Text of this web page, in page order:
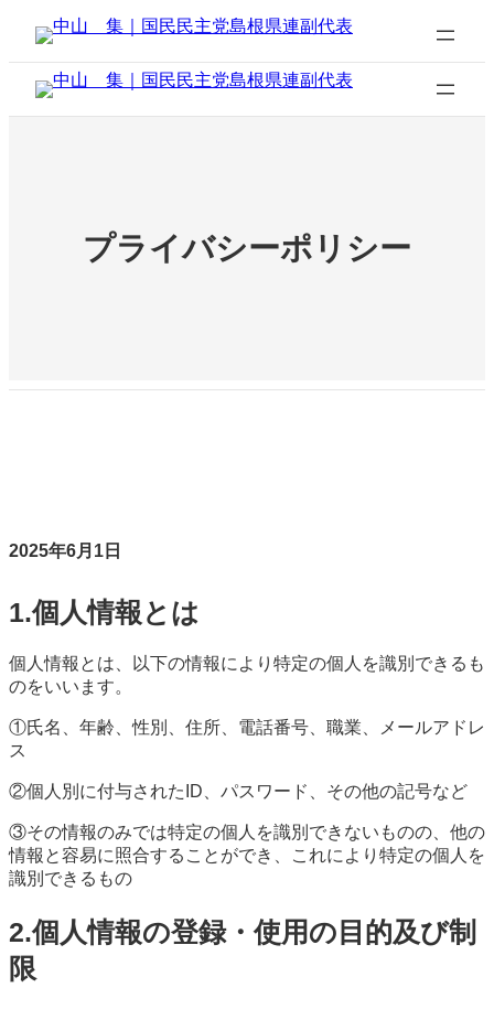
を
プライバシーポリシー
2025年6月1日
1.個人情報とは
個人情報とは、以下の情報により特定の個人を識別できるも
のをいいます。
①氏名、年齢、性別、住所、電話番号、職業、メールアドレ
ス
②個人別に付与されたID、パスワード、その他の記号など
③その情報のみでは特定の個人を識別できないものの、他の
情報と容易に照合することができ、これにより特定の個人を
識別できるもの
2.個人情報の登録・使用の目的及び制
限